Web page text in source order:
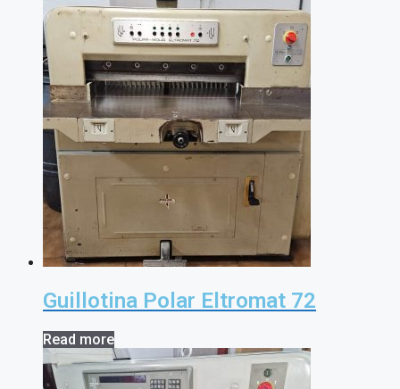
Guillotina Polar Eltromat 72
Read more